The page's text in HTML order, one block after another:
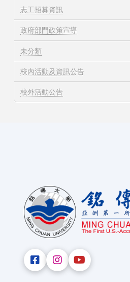
志工招募資訊
政府部門政策宣導
未分類
校內活動及資訊公告
校外活動公告